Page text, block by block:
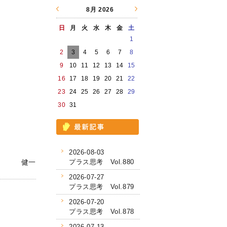
健一
8月 2026
日 月 火 水 木 金
土
1
2
3 4 5 6 7
8
9
10 11 12 13 14
15
16
17 18 19 20 21
22
23 24 25 26 27 28
29
30 31
2026-08-03
プラス思考 Vol.880
2026-07-27
プラス思考 Vol.879
2026-07-20
プラス思考 Vol.878